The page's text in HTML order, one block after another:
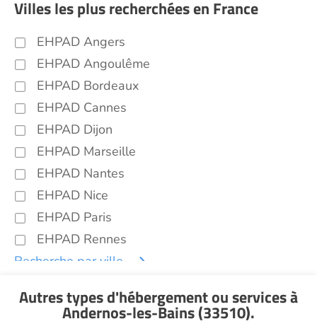
Villes les plus recherchées en France
EHPAD Angers
EHPAD Angoulême
EHPAD Bordeaux
EHPAD Cannes
EHPAD Dijon
EHPAD Marseille
EHPAD Nantes
EHPAD Nice
EHPAD Paris
EHPAD Rennes
Recherche par ville
Autres types d'hébergement ou servicesà
Andernos-les-Bains (33510).